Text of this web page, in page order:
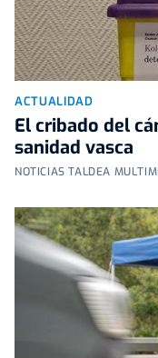
ACTUALIDAD
El cribado del
sanidad vasca
NOTICIAS TALDEA